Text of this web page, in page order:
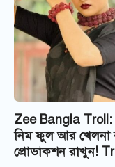
Zee Bangla Troll:
নিম ফুল আর খেলনা
প্রোডাকশন রাখুন!